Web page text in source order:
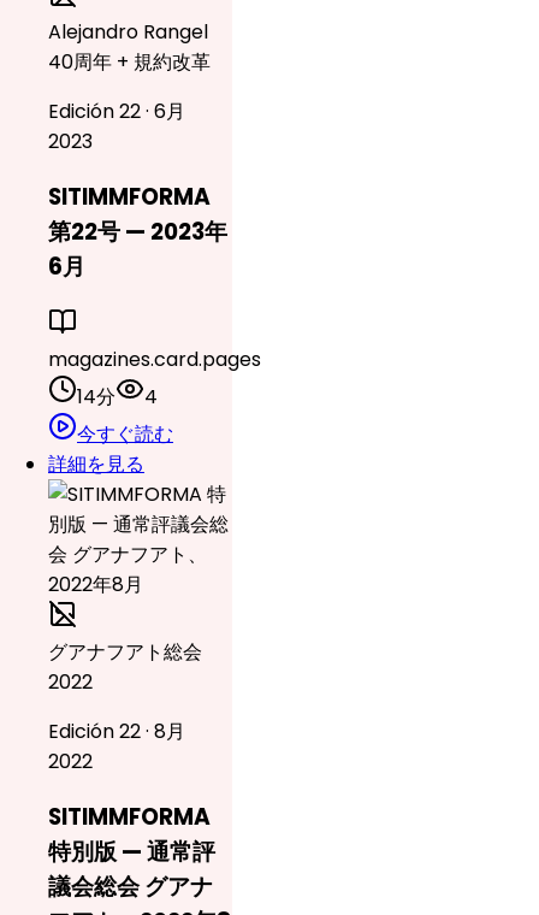
Alejandro Rangel
40周年 + 規約改革
Edición 22 · 6月
2023
SITIMMFORMA
第22号 — 2023年
6月
magazines.card.pages
14分
4
今すぐ読む
詳細を見る
グアナフアト総会
2022
Edición 22 · 8月
2022
SITIMMFORMA
特別版 — 通常評
議会総会 グアナ